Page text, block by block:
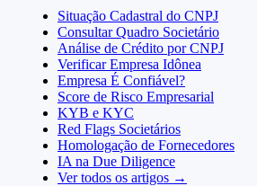
Situação Cadastral do CNPJ
Consultar Quadro Societário
Análise de Crédito por CNPJ
Verificar Empresa Idônea
Empresa É Confiável?
Score de Risco Empresarial
KYB e KYC
Red Flags Societários
Homologação de Fornecedores
IA na Due Diligence
Ver todos os artigos →